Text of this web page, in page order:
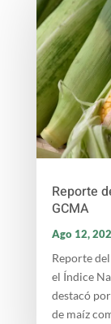
Reporte
GCMA
Ago 12,
Reporte
el Índice
destacó
de maíz